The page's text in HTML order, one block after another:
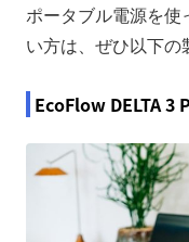
ポータブル電源を使
い方は、ぜひ以下の
EcoFlow DELTA 3